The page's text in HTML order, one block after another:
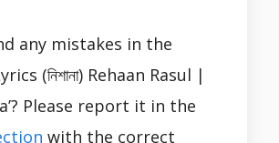
any mistakes in the
(নিশানা) Rehaan Rasul |
Please report it in the
with the correct